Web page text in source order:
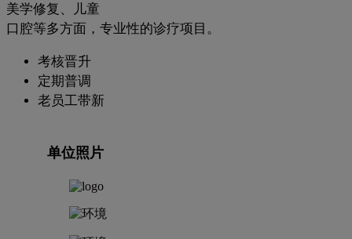
美学修复、儿童
口腔等多方面，专业性的诊疗项目。
考核晋升
定期普调
老员工带新
单位照片